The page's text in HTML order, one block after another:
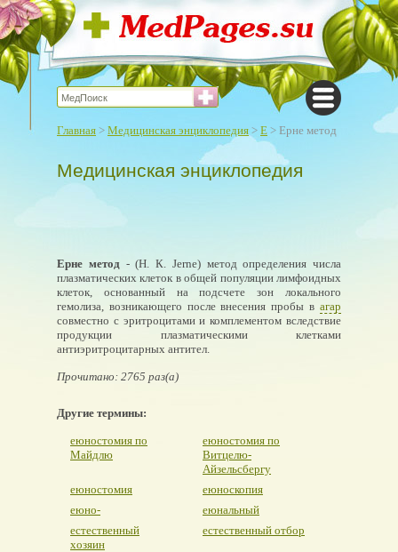
Главная > Медицинская энциклопедия > Е > Ерне метод
Медицинская энциклопедия
Ерне метод- (Н. К. Jerne) метод определения числа
плазматических клеток в общей популяции лимфоидных
клеток, основанный на подсчете зон локального
гемолиза, возникающего после внесения пробы в агар
совместно с эритроцитами и комплементом вследствие
продукции плазматическими клетками
антиэритроцитарных антител.
Прочитано: 2765 раз(а)
Другие термины:
еюностомия по
Майдлю
еюностомия по
Витцелю-
Айзельсбергу
еюностомия
еюноскопия
еюно-
еюнальный
естественный
хозяин
естественный отбор